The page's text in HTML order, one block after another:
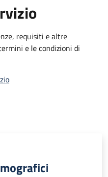
requisiti e altre
e le condizioni di